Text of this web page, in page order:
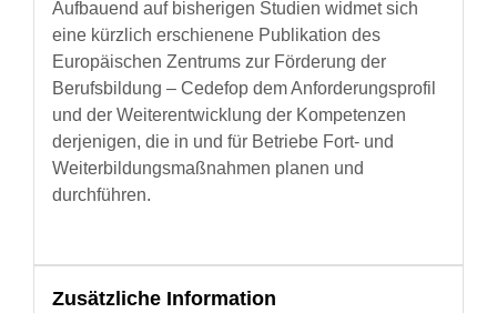
Aufbauend auf bisherigen Studien widmet sich
eine kürzlich erschienene Publikation des
Europäischen Zentrums zur Förderung der
Berufsbildung – Cedefop dem Anforderungsprofil
und der Weiterentwicklung der Kompetenzen
derjenigen, die in und für Betriebe Fort- und
Weiterbildungsmaßnahmen planen und
durchführen.
Zusätzliche Information